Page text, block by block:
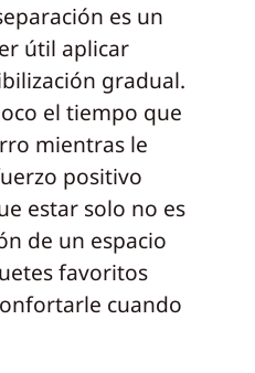
es un
útil aplicar
gradual.
el tiempo que
mientras le
positivo
estar solo no es
de un espacio
favoritos
cuando